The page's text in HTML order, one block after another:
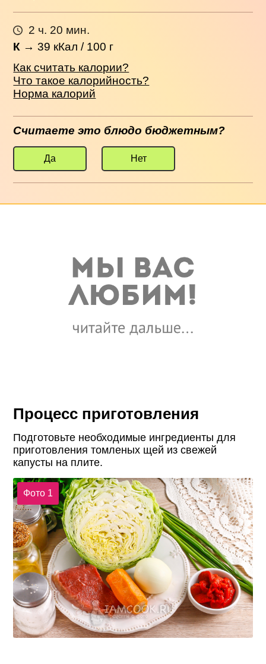
2 ч. 20 мин.
К →39 кКал / 100 г
Как считать калории?
Что такое калорийность?
Норма калорий
Считаете это блюдо бюджетным?
Да Нет
Процесс приготовления
Подготовьте необходимые ингредиенты для
приготовления томленых щей из свежей
капусты на плите.
Фото 1